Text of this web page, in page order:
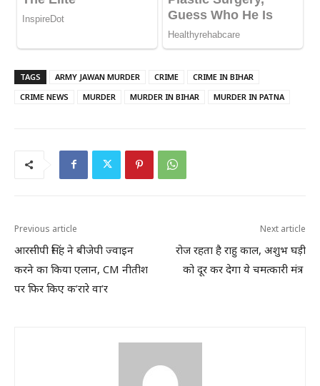
TAGS ARMY JAWAN MURDER CRIME
CRIME IN BIHAR
CRIME NEWS
MURDER MURDER IN BIHAR MURDER IN PATNA
Previous article
आरसीपी सिंह ने बीजेपी ज्वाइन
करने का किया एलान, CM नीतीश
पर फिर किए क’रारे वा’र
Next article
रोज रहता है राहु काल, अशुभ घड़ी
को दूर कर देगा ये चमत्कारी मंत्र